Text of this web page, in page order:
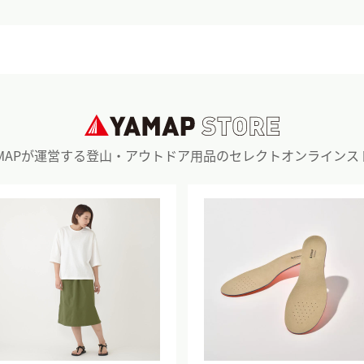
が運営する登山・アウトドア用品のセレクトオンラインス